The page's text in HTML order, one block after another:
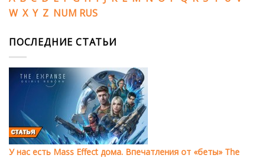
W X Y Z NUM RUS
ПОСЛЕДНИЕ СТАТЬИ
У нас есть Mass Effect дома. Впечатления от «беты» The